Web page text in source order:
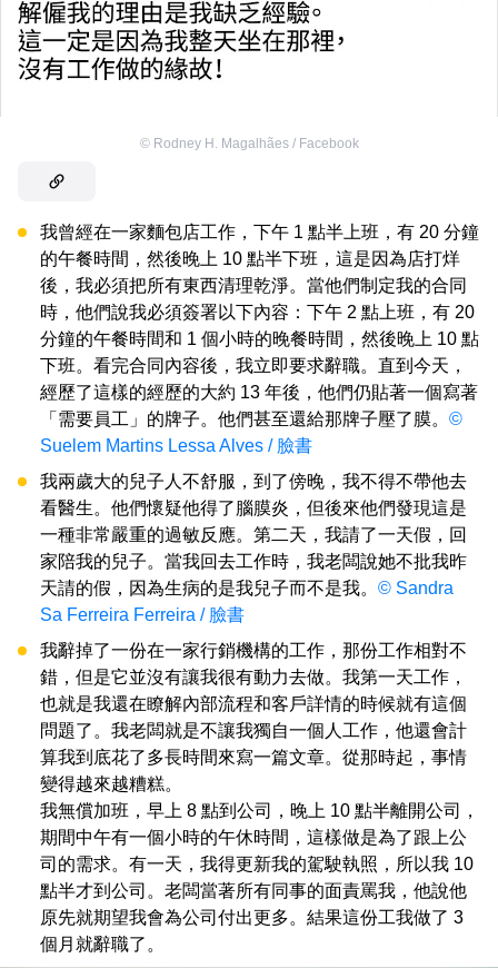
© Rodney H. Magalhães / Facebook
我曾經在一家麵包店工作，下午 1 點半上班，有 20 分鐘
的午餐時間，然後晚上 10 點半下班，這是因為店打烊
後，我必須把所有東西清理乾淨。當他們制定我的合同
時，他們說我必須簽署以下內容：下午 2 點上班，有 20
分鐘的午餐時間和 1 個小時的晚餐時間，然後晚上 10 點
下班。看完合同內容後，我立即要求辭職。直到今天，
經歷了這樣的經歷的大約 13 年後，他們仍貼著一個寫著
「需要員工」的牌子。他們甚至還給那牌子壓了膜。 ©
Suelem Martins Lessa Alves / 臉書
我兩歲大的兒子人不舒服，到了傍晚，我不得不帶他去
看醫生。他們懷疑他得了腦膜炎，但後來他們發現這是
一種非常嚴重的過敏反應。第二天，我請了一天假，回
家陪我的兒子。當我回去工作時，我老闆說她不批我昨
天請的假，因為生病的是我兒子而不是我。 © Sandra
Sa Ferreira Ferreira / 臉書
我辭掉了一份在一家行銷機構的工作，那份工作相對不
錯，但是它並沒有讓我很有動力去做。我第一天工作，
也就是我還在瞭解內部流程和客戶詳情的時候就有這個
問題了。我老闆就是不讓我獨自一個人工作，他還會計
算我到底花了多長時間來寫一篇文章。從那時起，事情
變得越來越糟糕。
我無償加班，早上 8 點到公司，晚上 10 點半離開公司，
期間中午有一個小時的午休時間，這樣做是為了跟上公
司的需求。有一天，我得更新我的駕駛執照，所以我 10
點半才到公司。老闆當著所有同事的面責罵我，他說他
原先就期望我會為公司付出更多。結果這份工我做了 3
個月就辭職了。